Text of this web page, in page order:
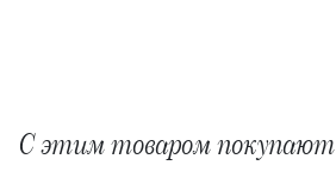
С этим товаром покупают